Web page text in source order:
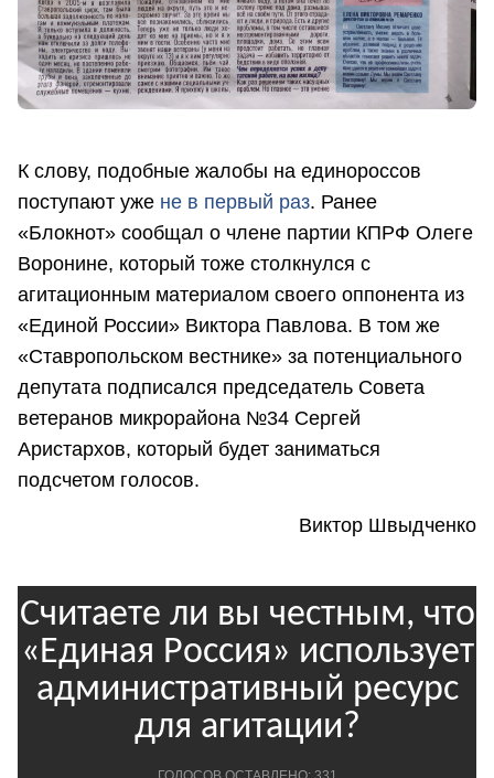
К слову, подобные жалобы на единороссов
поступают уже не в первый раз. Ранее
«Блокнот» сообщал о члене партии КПРФ Олеге
Воронине, который тоже столкнулся с
агитационным материалом своего оппонента из
«Единой России» Виктора Павлова. В том же
«Ставропольском вестнике» за потенциального
депутата подписался председатель Совета
ветеранов микрорайона №34 Сергей
Аристархов, который будет заниматься
подсчетом голосов.
Виктор Швыдченко